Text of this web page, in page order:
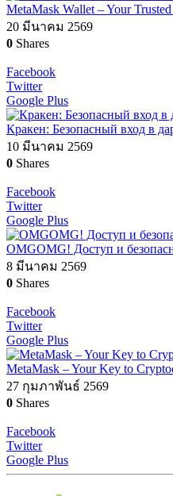
MetaMask Wallet – Your
20 มีนาคม 2569
0 Shares
Facebook
Twitter
Google Plus
Кракен: Безопасный вход в
10 มีนาคม 2569
0 Shares
Facebook
Twitter
Google Plus
OMGOMG! Доступ и
8 มีนาคม 2569
0 Shares
Facebook
Twitter
Google Plus
MetaMask – Your Key to
27 กุมภาพันธ์ 2569
0 Shares
Facebook
Twitter
Google Plus